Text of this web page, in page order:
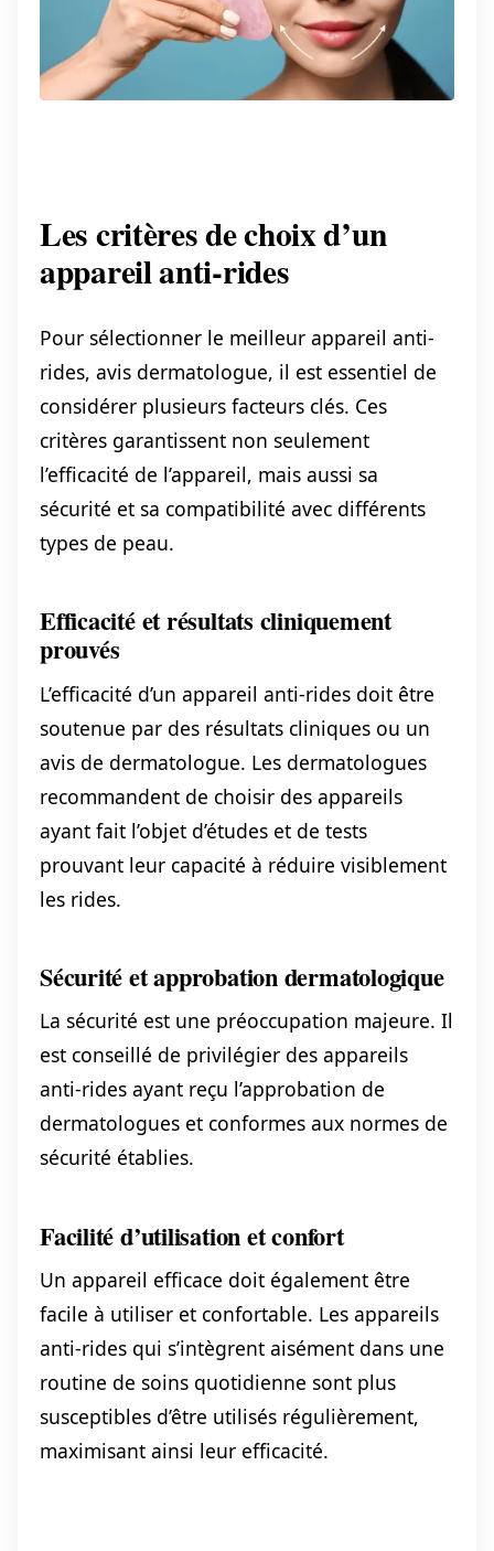
Les critères de choix d’un
appareil anti-rides
Pour sélectionner le meilleur appareil anti-
rides, avis dermatologue, il est essentiel de
considérer plusieurs facteurs clés. Ces
critères garantissent non seulement
l’efficacité de l’appareil, mais aussi sa
sécurité et sa compatibilité avec différents
types de peau.
Efficacité et résultats cliniquement
prouvés
L’efficacité d’un appareil anti-rides doit être
soutenue par des résultats cliniques ou un
avis de dermatologue. Les dermatologues
recommandent de choisir des appareils
ayant fait l’objet d’études et de tests
prouvant leur capacité à réduire visiblement
les rides.
Sécurité et approbation dermatologique
La sécurité est une préoccupation majeure. Il
est conseillé de privilégier des appareils
anti-rides ayant reçu l’approbation de
dermatologues et conformes aux normes de
sécurité établies.
Facilité d’utilisation et confort
Un appareil efficace doit également être
facile à utiliser et confortable. Les appareils
anti-rides qui s’intègrent aisément dans une
routine de soins quotidienne sont plus
susceptibles d’être utilisés régulièrement,
maximisant ainsi leur efficacité.